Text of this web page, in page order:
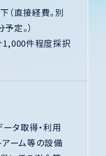
（直接経費。別
定。）
件程度採択
タ取得・利用
アーム等の設備